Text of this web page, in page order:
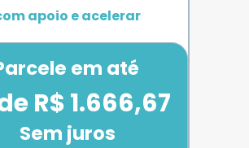
em até
R$ 1.666,67
Sem juros
apoio e acelerar